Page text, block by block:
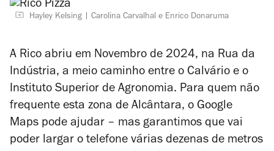
Hayley Kelsing Carolina Carvalhal e Enrico Donaruma
A Rico abriu em Novembro de 2024, na Rua da
Indústria, a meio caminho entre o Calvário e o
Instituto Superior de Agronomia. Para quem não
frequente esta zona de Alcântara, o Google
Maps pode ajudar – mas garantimos que vai
poder largar o telefone várias dezenas de metros